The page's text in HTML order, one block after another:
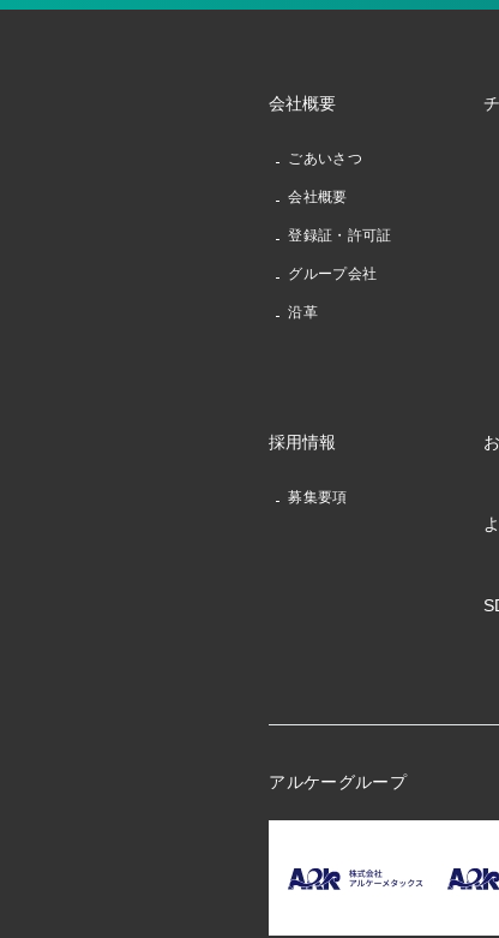
会社概要
ごあいさつ
会社概要
登録証・許可証
グループ会社
沿革
採用情報
募集要項
アルケーグループ